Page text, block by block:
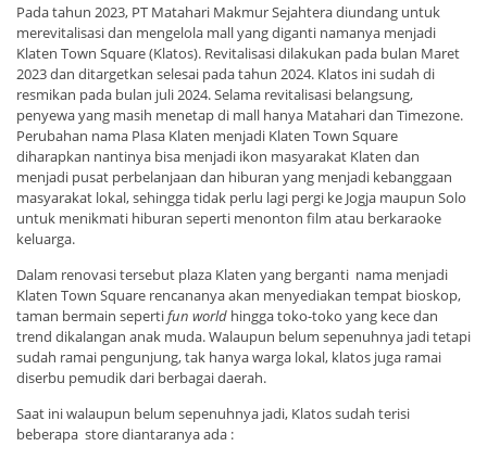
Pada tahun 2023, PT Matahari Makmur Sejahtera diundang untuk
merevitalisasi dan mengelola mall yang diganti namanya menjadi
Klaten Town Square (Klatos). Revitalisasi dilakukan pada bulan Maret
2023 dan ditargetkan selesai pada tahun 2024. Klatos ini sudah di
resmikan pada bulan juli 2024. Selama revitalisasi belangsung,
penyewa yang masih menetap di mall hanya Matahari dan Timezone.
Perubahan nama Plasa Klaten menjadi Klaten Town Square
diharapkan nantinya bisa menjadi ikon masyarakat Klaten dan
menjadi pusat perbelanjaan dan hiburan yang menjadi kebanggaan
masyarakat lokal, sehingga tidak perlu lagi pergi ke Jogja maupun Solo
untuk menikmati hiburan seperti menonton film atau berkaraoke
keluarga.
Dalam renovasi tersebut plaza Klaten yang berganti nama menjadi
Klaten Town Square rencananya akan menyediakan tempat bioskop,
taman bermain sepertifun world hingga toko-toko yang kece dan
trend dikalangan anak muda. Walaupun belum sepenuhnya jadi tetapi
sudah ramai pengunjung, tak hanya warga lokal, klatos juga ramai
diserbu pemudik dari berbagai daerah.
Saat ini walaupun belum sepenuhnya jadi, Klatos sudah terisi
beberapa store diantaranya ada :